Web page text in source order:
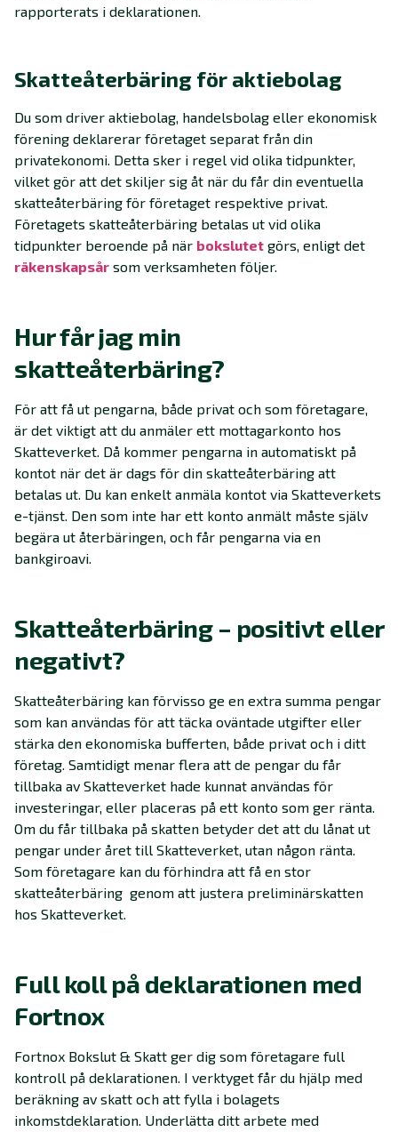
rapporterats i deklarationen.
Skatteåterbäring för aktiebolag
Du som driver aktiebolag, handelsbolag eller ekonomisk
förening deklarerar företaget separat från din
privatekonomi. Detta sker i regel vid olika tidpunkter,
vilket gör att det skiljer sig åt när du får din eventuella
skatteåterbäring för företaget respektive privat.
Företagets skatteåterbäring betalas ut vid olika
tidpunkter beroende på när bokslutet görs, enligt det
räkenskapsår som verksamheten följer.
Hur får jag min
skatteåterbäring?
För att få ut pengarna, både privat och som företagare,
är det viktigt att du anmäler ett mottagarkonto hos
Skatteverket. Då kommer pengarna in automatiskt på
kontot när det är dags för din skatteåterbäring att
betalas ut. Du kan enkelt anmäla kontot via Skatteverkets
e-tjänst. Den som inte har ett konto anmält måste själv
begära ut återbäringen, och får pengarna via en
bankgiroavi.
Skatteåterbäring – positivt eller
negativt?
Skatteåterbäring kan förvisso ge en extra summa pengar
som kan användas för att täcka oväntade utgifter eller
stärka den ekonomiska bufferten, både privat och i ditt
företag. Samtidigt menar flera att de pengar du får
tillbaka av Skatteverket hade kunnat användas för
investeringar, eller placeras på ett konto som ger ränta.
Om du får tillbaka på skatten betyder det att du lånat ut
pengar under året till Skatteverket, utan någon ränta.
Som företagare kan du förhindra att få en stor
skatteåterbäring genom att justera preliminärskatten
hos Skatteverket.
Full koll på deklarationen med
Fortnox
Fortnox Bokslut & Skatt ger dig som företagare full
kontroll på deklarationen. I verktyget får du hjälp med
beräkning av skatt och att fylla i bolagets
inkomstdeklaration. Underlätta ditt arbete med